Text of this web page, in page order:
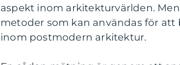
aspekt inom arkitekturvärlden.
metoder som kan användas för
inom postmodern arkitektur.